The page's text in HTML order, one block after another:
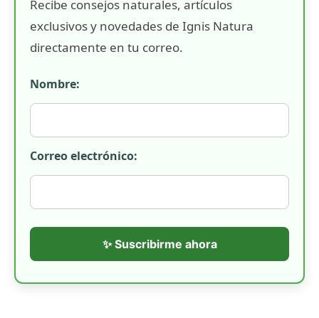
Recibe consejos naturales, artículos
exclusivos y novedades de Ignis Natura
directamente en tu correo.
Nombre:
Correo electrónico:
✨ Suscribirme ahora